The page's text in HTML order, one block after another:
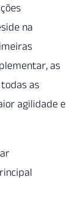
na
as
as
agilidade e